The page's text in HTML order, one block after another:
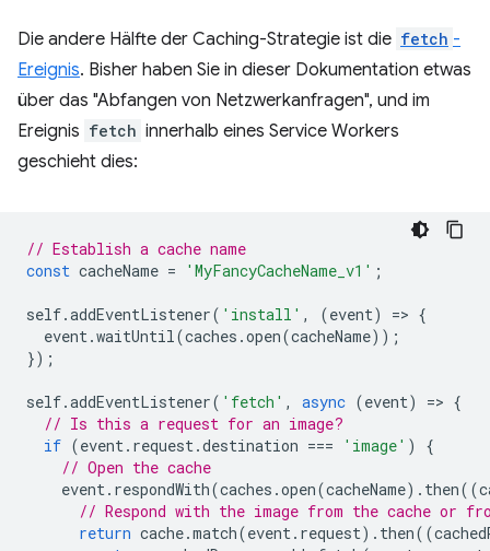
Die andere Hälfte der Caching-Strategie ist die fetch -
Ereignis. Bisher haben Sie in dieser Dokumentation etwas
über das "Abfangen von Netzwerkanfragen", und im
Ereignis fetch innerhalb eines Service Workers
geschieht dies:
// Establish a cache name
const cacheName = 'MyFancyCacheName_v1' ;
self.addEventListener( 'install' , (event) => {
event.waitUntil(caches .open(cacheName));
});
self.addEventListener( 'fetch' , async (event) => {
// Is this a request for an image?
if (event. request.destination === 'image' )
{
// Open the cache
event. respondWith(caches .open(cacheName). then((
// Respond with the image from the cache or
return cache.match(event. request). then((